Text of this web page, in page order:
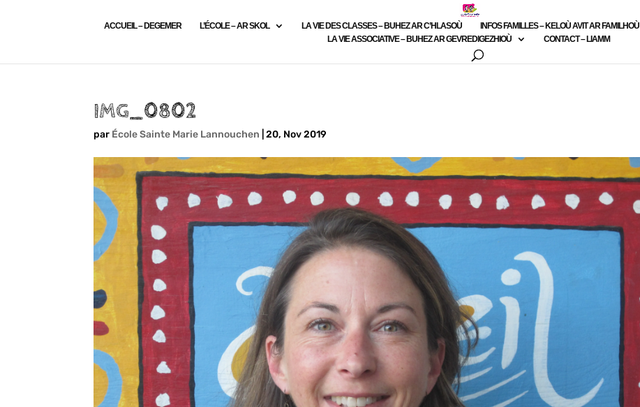
ACCUEIL – DEGEMER L’ÉCOLE – AR SKOL LA VIE DES CLASSES – BUHEZ AR C’HLASOÙ INFOS FAMILLES – KELOÙ AVIT AR FAMILHOÙ
LA VIE ASSOCIATIVE – BUHEZ AR GEVREDIGEZHIOÙ
CONTACT – LIAMM
IMG_0802
par École Sainte Marie Lannouchen |20, Nov 2019